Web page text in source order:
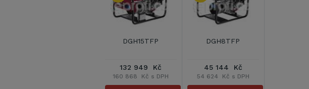
DGH15TFP
132 949 Kč
160 868 Kč s DPH
DGH8TFP
45 144 Kč
54 624 Kč s DPH